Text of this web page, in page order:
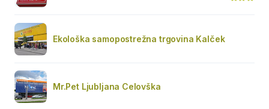
Ekološka samopostrežna trgovina Kalček
Mr.Pet Ljubljana Celovška